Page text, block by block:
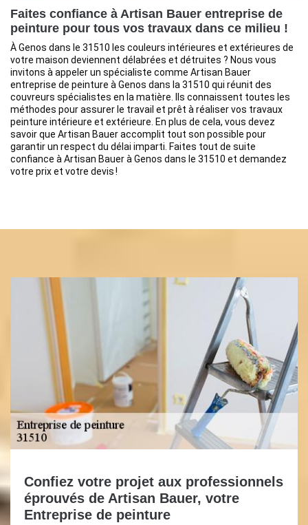
Faites confiance à Artisan Bauer entreprise de
peinture pour tous vos travaux dans ce milieu !
À Genos dans le 31510 les couleurs intérieures et extérieures de
votre maison deviennent délabrées et détruites ? Nous vous
invitons à appeler un spécialiste comme Artisan Bauer
entreprise de peinture à Genos dans la 31510 qui réunit des
couvreurs spécialistes en la matière. Ils connaissent toutes les
méthodes pour assurer le travail et prêt à réaliser vos travaux
peinture intérieure et extérieure. En plus de cela, vous devez
savoir que Artisan Bauer accomplit tout son possible pour
garantir un respect du délai imparti. Faites tout de suite
confiance à Artisan Bauer à Genos dans le 31510 et demandez
votre prix et votre devis !
Confiez votre projet aux professionnels
éprouvés de Artisan Bauer, votre
Entreprise de peinture